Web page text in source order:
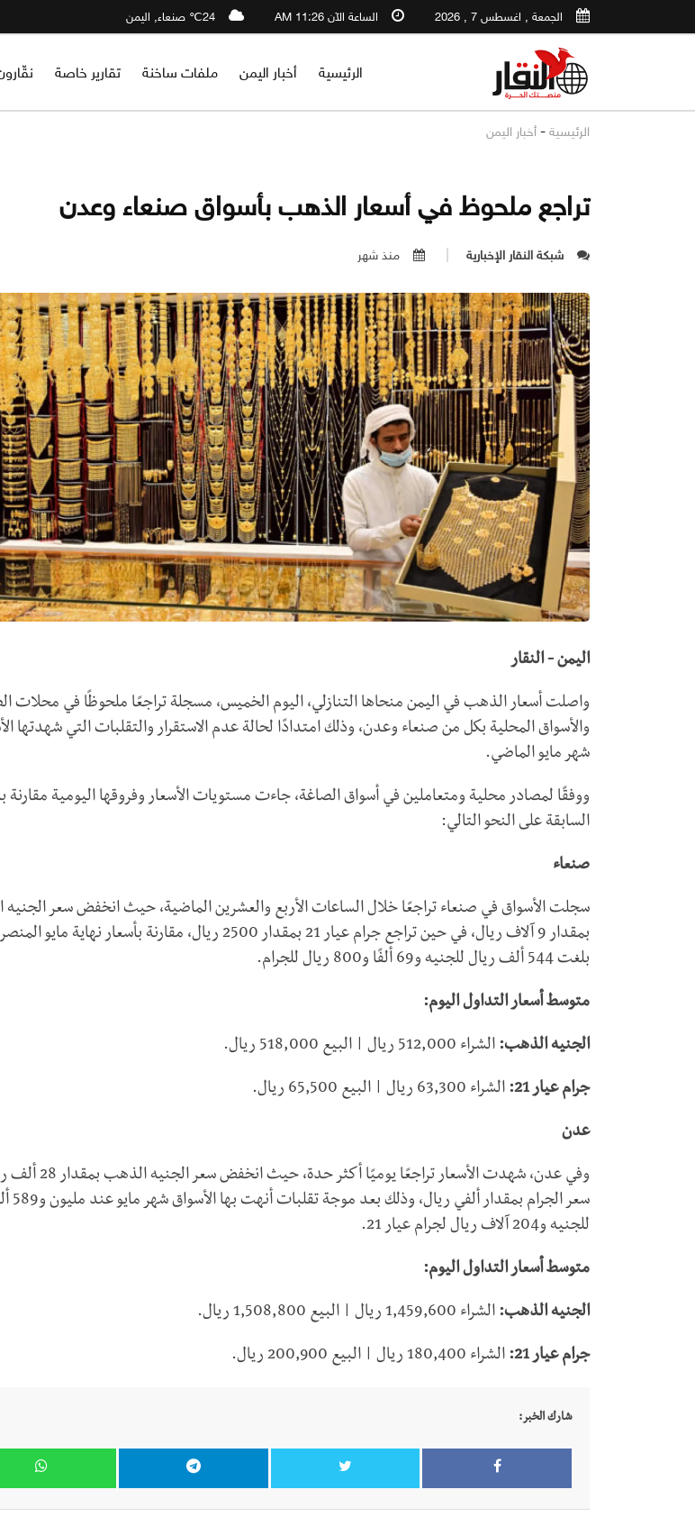
الجمعة , اغسطس 7 , 2026 الساعة الآن 11:26 AM 24℃ صنعاء, اليمن
الرئيسية أخبار اليمن ملفات ساخنة تقارير خاصة
الرئيسية - أخبار اليمن
تراجع ملحوظ في أسعار الذهب بأسواق صنعاء وعدن
شبكة النقار الإخبارية منذ شهر
اليمن - النقار
واصلت أسعار الذهب في اليمن منحاها التنازلي، اليوم الخميس، مسجلة تراجعًا ملحوظًا في محلات
والأسواق المحلية بكل من صنعاء وعدن، وذلك امتدادًا لحالة عدم الاستقرار والتقلبات التي شهدتها
شهر مايو الماضي.
ووفقًا لمصادر محلية ومتعاملين في أسواق الصاغة، جاءت مستويات الأسعار وفروقها اليومية مقارنة
السابقة على النحو التالي:
صنعاء
سجلت الأسواق في صنعاء تراجعًا خلال الساعات الأربع والعشرين الماضية، حيث انخفض سعر
بمقدار 9 آلاف ريال، في حين تراجع جرام عيار 21 بمقدار 2500 ريال، مقارنة بأسعار نهاية
بلغت 544 ألف ريال للجنيه و69 ألفًا و800 ريال للجرام.
متوسط أسعار التداول اليوم:
الجنيه الذهب: الشراء 512,000 ريال | البيع 518,000 ريال.
جرام عيار 21: الشراء 63,300 ريال | البيع 65,500 ريال.
عدن
وفي عدن، شهدت الأسعار تراجعًا
سعر
للجنيه و204 آلاف ريال لجرام عيار 21.
متوسط أسعار التداول اليوم:
الجنيه الذهب: الشراء 1,459,600 ريال | البيع 1,508,800 ريال.
جرام عيار 21: الشراء 180,400 ريال | البيع 200,900 ريال.
شارك الخبر: